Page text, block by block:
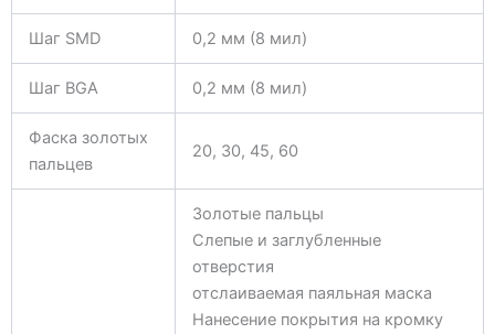
Шаг SMD 0,2 мм (8 мил)
Шаг BGA 0,2 мм (8 мил)
Фаска золотых
пальцев
20, 30, 45, 60
Золотые пальцы
Слепые и заглубленные
отверстия
отслаиваемая паяльная маска
Нанесение покрытия на кромку